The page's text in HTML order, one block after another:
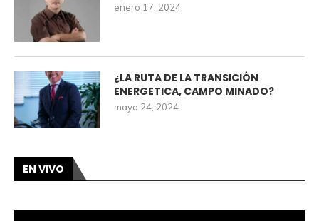
enero 17, 2024
¿LA RUTA DE LA TRANSICIÓN
ENERGETICA, CAMPO MINADO?
mayo 24, 2024
EN VIVO